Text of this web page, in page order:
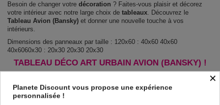
Besoin de changer votre décoration ? Faites-vous plaisir et décorez
votre intérieur avec notre large choix de tableaux. Découvrez le
Tableau Avion (Bansky) et donner une nouvelle touche à vos
intérieurs.
Dimensions des panneaux par taille : 120x60 : 40x60 40x60
40x6060x30 : 20x30 20x30 20x30
TABLEAU DÉCO ART URBAIN AVION (BANSKY) !
est imprimé sur un papier intissé spécial et
de haute qualité qui reflète parfaitement les couleurs avec des détails
parfaitement reproduits. Grâce à une impression sur tous les cotés et
une toile tendue sur un châssis fait de matériaux respectueux de
×
Planete Discount vous propose une expérience
personnalisée !